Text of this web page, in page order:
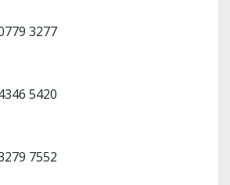
3277
5420
7552